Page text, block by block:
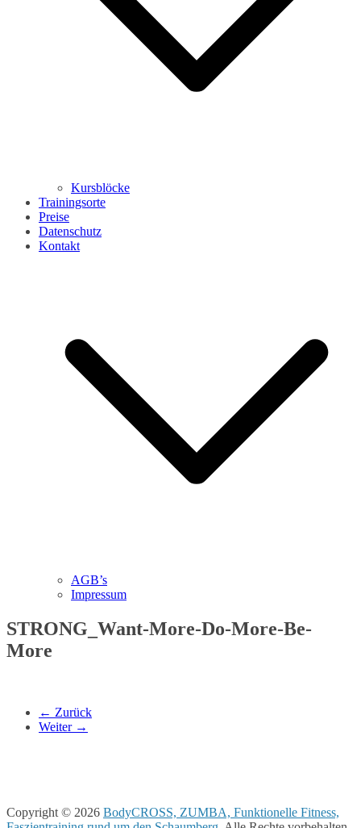
Kursblöcke
Trainingsorte
Preise
Datenschutz
Kontakt
AGB’s
Impressum
STRONG_Want-More-Do-More-Be-
More
← Zurück
Weiter →
Copyright © 2026 BodyCROSS, ZUMBA, Funktionelle Fitness,